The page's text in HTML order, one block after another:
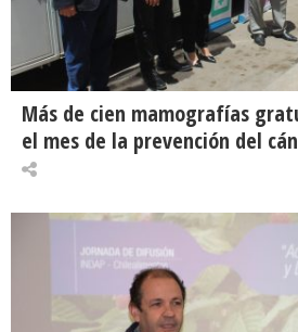
Más de cien mamografías
el mes de la prevención del